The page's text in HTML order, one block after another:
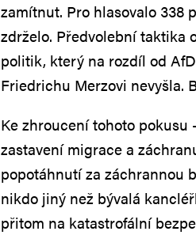
zamítnut. Pro hlasovalo 338
zdrželo. Předvolební taktika
politik, který na rozdíl od
Friedrichu Merzovi nevyšla.
Ke zhroucení tohoto
zastavení migrace a
popotáhnutí za záchrannou
nikdo jiný než bývalá
přitom na katastrofální